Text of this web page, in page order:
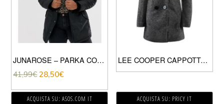
JUNAROSE – PARKA CON BORDO IN PELLICCIA SINTETICA-NERO
41,99€ 28,50€
ACQUISTA SU: ASOS.COM IT
LEE COOPER CAPPOTTO MISTO LANA DONNA NAVY MARL
ACQUISTA SU: PRICY IT